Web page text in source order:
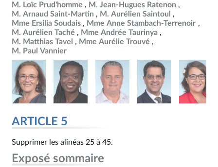
M. Loïc Prud'homme
M. Jean-Hugues Ratenon
M. Arnaud Saint-Martin
M. Aurélien Saintoul
Mme Ersilia Soudais
Mme Anne Stambach-Terrenoir
M. Aurélien Taché
Mme Andrée Taurinya
M. Matthias Tavel
Mme Aurélie Trouvé
M. Paul Vannier
ARTICLE 5
Supprimer les alinéas 25 à 45.
Exposé sommaire